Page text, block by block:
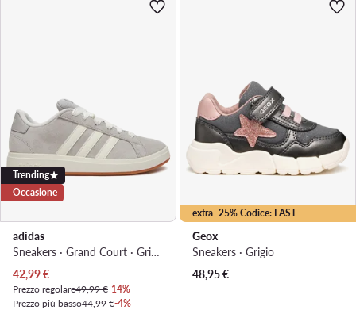
Trending
Occasione
adidas
Sneakers · Grand Court · Grigio
Prezzo attuale
42,99€
Prezzo regolare49,99 €-14%
Prezzo più basso44,99 €-4%
extra -25% Codice: LAST
Geox
Sneakers · Grigio
48,95€